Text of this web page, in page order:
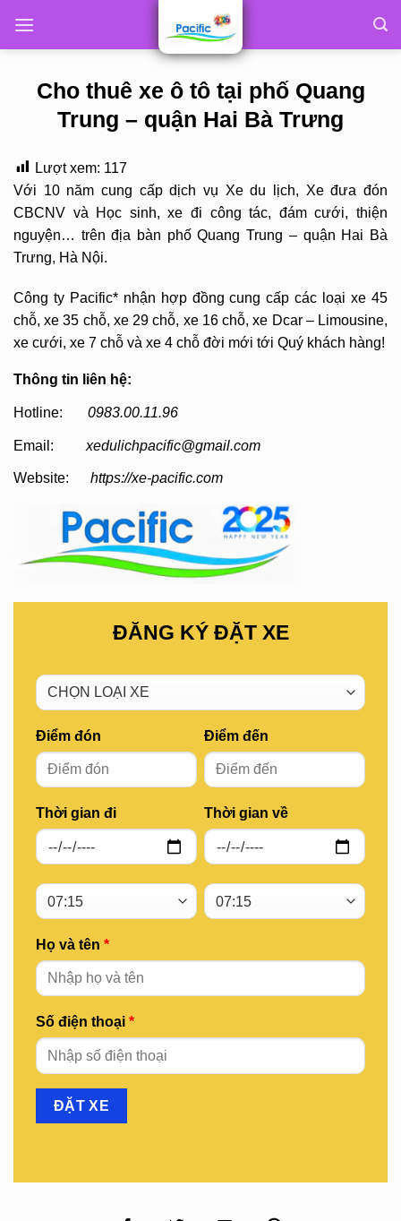
Cho thuê xe ô tô tại phố Quang
Trung – quận Hai Bà Trưng
Lượt xem: 117
Với 10 năm cung cấp dịch vụ Xe du lịch, Xe đưa đón
CBCNV và Học sinh, xe đi công tác, đám cưới, thiện
nguyện… trên địa bàn phố Quang Trung – quận Hai Bà
Trưng, Hà Nội.
Công ty Pacific* nhận hợp đồng cung cấp các loại xe 45
chỗ, xe 35 chỗ, xe 29 chỗ, xe 16 chỗ, xe Dcar – Limousine,
xe cưới, xe 7 chỗ và xe 4 chỗ đời mới tới Quý khách hàng!
Thông tin liên hệ:
Hotline: 0983.00.11.96
Email: xedulichpacific@gmail.com
Website: https://xe-pacific.com
ĐĂNG KÝ ĐẶT XE
Điểm đón
Thời gian đi
Điểm đến
Thời gian về
Họ và tên *
Số điện thoại *